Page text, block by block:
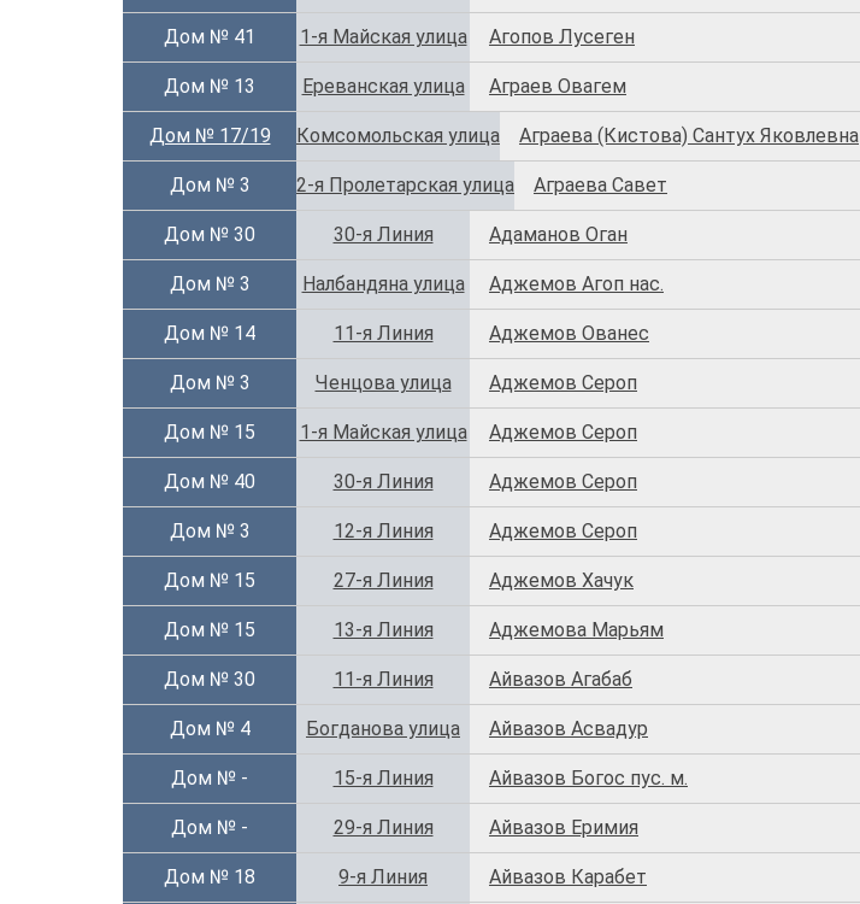
Дом № 41 1-я Майская улица Агопов Лусеген
Дом № 13 Ереванская улица Аграев Овагем
Дом № 17/19 Комсомольская улица Аграева (Кистова) Сантух Яковлевна
Дом № 3 2-я Пролетарская улица Аграева Савет
Дом № 30 30-я Линия Адаманов Оган
Дом № 3 Налбандяна улица Аджемов Агоп нас.
Дом № 14 11-я Линия Аджемов Ованес
Дом № 3 Ченцова улица Аджемов Сероп
Дом № 15 1-я Майская улица Аджемов Сероп
Дом № 40 30-я Линия Аджемов Сероп
Дом № 3 12-я Линия Аджемов Сероп
Дом № 15 27-я Линия Аджемов Хачук
Дом № 15 13-я Линия Аджемова Марьям
Дом № 30 11-я Линия Айвазов Агабаб
Дом № 4 Богданова улица Айвазов Асвадур
Дом № - 15-я Линия Айвазов Богос пус. м.
Дом № - 29-я Линия Айвазов Еримия
Дом № 18 9-я Линия Айвазов Карабет